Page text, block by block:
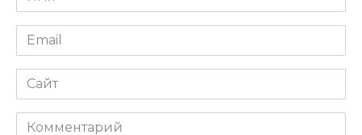
*
Email
*
Сайт
Комментарий